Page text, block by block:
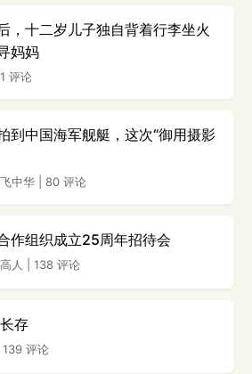
，十二岁儿子独自背着行李坐火
妈妈
评论
到中国海军舰艇，这次“御用摄影
中华 80 评论
作组织成立25周年招待会
人 138 评论
存
139 评论